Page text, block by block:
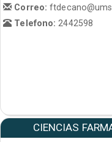
Correo:
Telefono: 2442598
CIENCIAS